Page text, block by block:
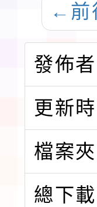
← 前
發佈
更新
檔案
總下